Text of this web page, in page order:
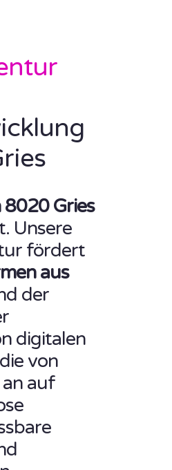
8020 Gries
Unsere
fördert
aus
der
digitalen
von
an auf